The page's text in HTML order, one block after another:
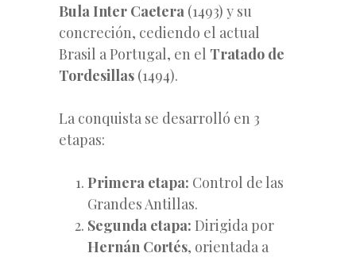
Bula Inter Caetera (1493) y su
concreción, cediendo el actual
Brasil a Portugal, en el Tratado de
Tordesillas (1494).
La conquista se desarrolló en 3
etapas:
Primera etapa: Control de las
Grandes Antillas.
Segunda etapa: Dirigida por
Hernán Cortés, orientada a